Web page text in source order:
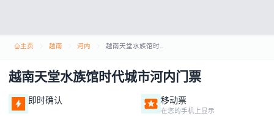
主页 越南 河内 越南天堂水族馆时代城市河内门票
越南天堂水族馆时代城市河内门票
即时确认 移动票
在您的手机上显示